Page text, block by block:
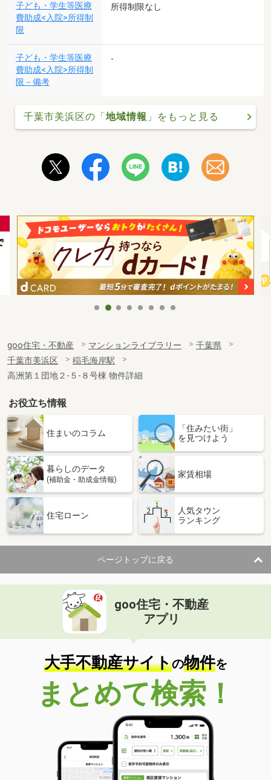
子ども・学生等医療
費助成<入院>所得制
限
所得制限なし
子ども・学生等医療
費助成<入院>所得制
限－備考
-
千葉市美浜区の「地域情報 」をもっと見る
goo住宅・不動産 マンションライブラリー
千葉県
千葉市美浜区
稲毛海岸駅
高洲第１団地２-５-８号棟 物件詳細
お役立ち情報
住まいのコラム
「住みたい街」
を見つけよう
暮らしのデータ
(補助金・助成金情報)
家賃相場
住宅ローン
人気タウン
ランキング
ページトップに戻る
goo住宅・不動産
アプリ
大手不動産サイトの物件を
まとめて検索！